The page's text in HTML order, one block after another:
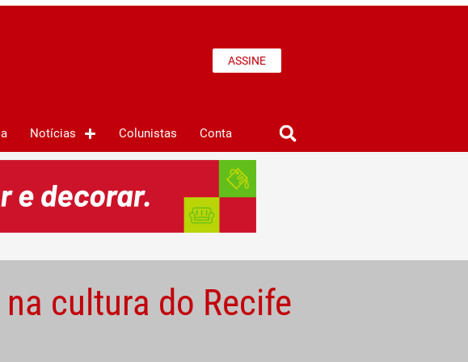
ASSINE
Notícias Colunistas Conta
cultura do Recife